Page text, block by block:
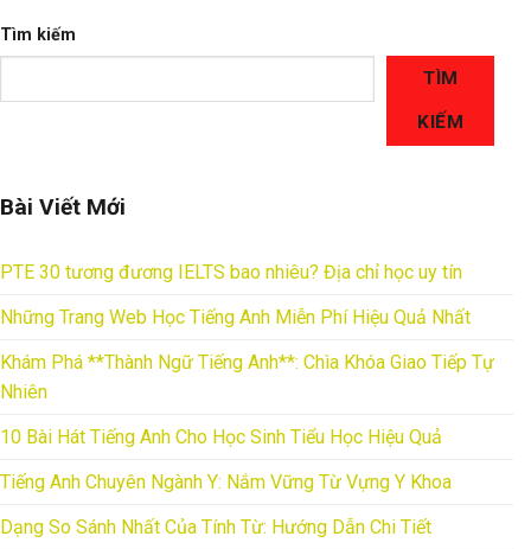
Tìm kiếm
TÌM
KIẾM
Bài Viết Mới
PTE 30 tương đương IELTS bao nhiêu? Địa chỉ học uy tín
Những Trang Web Học Tiếng Anh Miễn Phí Hiệu Quả Nhất
Khám Phá **Thành Ngữ Tiếng Anh**: Chìa Khóa Giao Tiếp Tự
Nhiên
10 Bài Hát Tiếng Anh Cho Học Sinh Tiểu Học Hiệu Quả
Tiếng Anh Chuyên Ngành Y: Nắm Vững Từ Vựng Y Khoa
Dạng So Sánh Nhất Của Tính Từ: Hướng Dẫn Chi Tiết